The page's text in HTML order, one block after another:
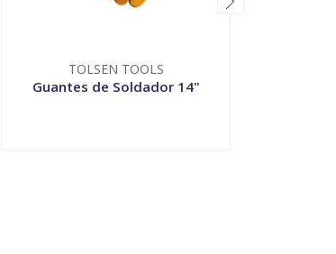
TOLSEN TOOLS
Guantes de Soldador 14"